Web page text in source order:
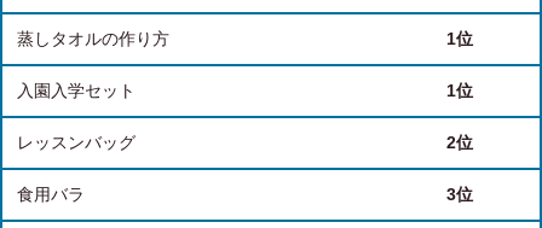
蒸しタオルの作り方 1位
入園入学セット 1位
レッスンバッグ 2位
食用バラ 3位